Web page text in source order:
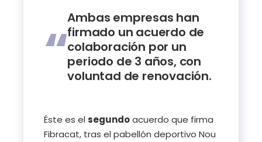
Ambas empresas han
firmado un acuerdo de
colaboración por un
periodo de 3 años, con
voluntad de renovación.
Éste es elsegundoacuerdo que firma
Fibracat, tras el pabellón deportivo Nou